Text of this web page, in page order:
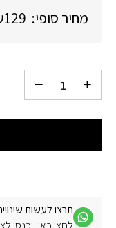
מחיר סופי: 129
תרצו לעשות